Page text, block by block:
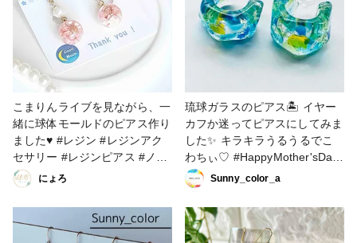
こまりんライブを見ながら、一
緒に球体モールドのピアス作り
ました♥ #レジン #レジンアク
セサリー #レジンピアス #ノン
ホールピアス #ピアス #カスミ
ソウ #ハンドメイド #ハンドメ
イド大好き #ハンドメイド好き
と繋がりたい #こまりっこ #こ
まりっこローガンズ #こまりっ
にょろ
琉球ガラスのピアス🏝 イヤー
カフか迷ってピアスにしてみま
した✨ キラキラうるうるでこ
わちぃ♡ #HappyMother'sDay
作品コンテスト #ピアス #レジ
ンピアス #レジンアクセサリー
#ハンドメイド
Sunny_color_a